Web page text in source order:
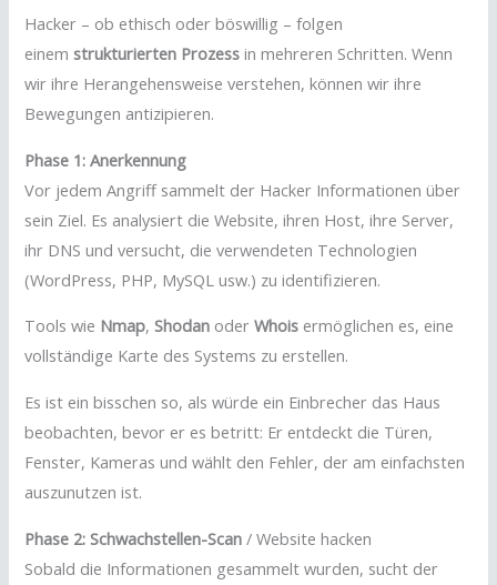
Hacker – ob ethisch oder böswillig – folgen
einemstrukturierten Prozess in mehreren Schritten. Wenn
wir ihre Herangehensweise verstehen, können wir ihre
Bewegungen antizipieren.
Phase 1: Anerkennung
Vor jedem Angriff sammelt der Hacker Informationen über
sein Ziel. Es analysiert die Website, ihren Host, ihre Server,
ihr DNS und versucht, die verwendeten Technologien
(WordPress, PHP, MySQL usw.) zu identifizieren.
Tools wie Nmap,Shodan oderWhois ermöglichen es, eine
vollständige Karte des Systems zu erstellen.
Es ist ein bisschen so, als würde ein Einbrecher das Haus
beobachten, bevor er es betritt: Er entdeckt die Türen,
Fenster, Kameras und wählt den Fehler, der am einfachsten
auszunutzen ist.
Phase 2: Schwachstellen-Scan / Website hacken
Sobald die Informationen gesammelt wurden, sucht der